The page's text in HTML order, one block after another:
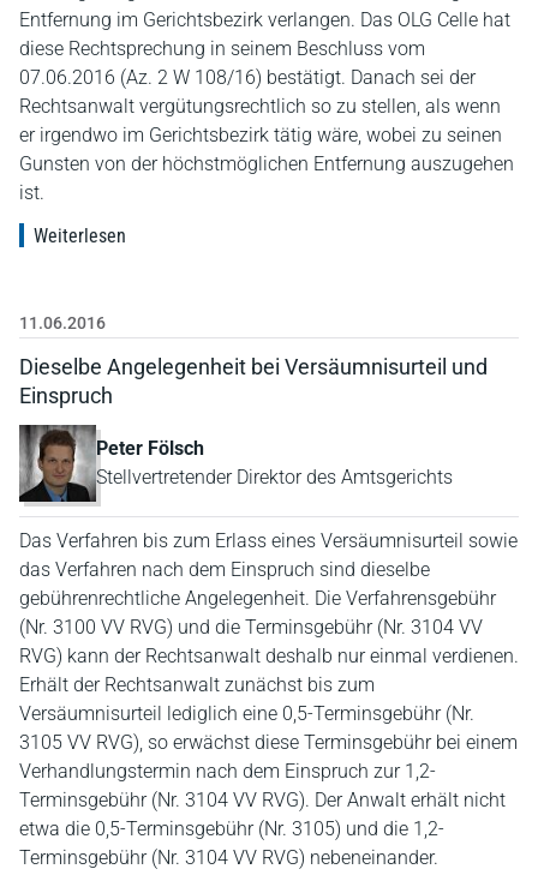
Entfernung im Gerichtsbezirk verlangen. Das OLG Celle hat
diese Rechtsprechung in seinem Beschluss vom
07.06.2016 (Az. 2 W 108/16) bestätigt. Danach sei der
Rechtsanwalt vergütungsrechtlich so zu stellen, als wenn
er irgendwo im Gerichtsbezirk tätig wäre, wobei zu seinen
Gunsten von der höchstmöglichen Entfernung auszugehen
ist.
Weiterlesen
11.06.2016
Dieselbe Angelegenheit bei Versäumnisurteil und
Einspruch
Peter Fölsch
Stellvertretender Direktor des Amtsgerichts
Das Verfahren bis zum Erlass eines Versäumnisurteil sowie
das Verfahren nach dem Einspruch sind dieselbe
gebührenrechtliche Angelegenheit. Die Verfahrensgebühr
(Nr. 3100 VV RVG) und die Terminsgebühr (Nr. 3104 VV
RVG) kann der Rechtsanwalt deshalb nur einmal verdienen.
Erhält der Rechtsanwalt zunächst bis zum
Versäumnisurteil lediglich eine 0,5-Terminsgebühr (Nr.
3105 VV RVG), so erwächst diese Terminsgebühr bei einem
Verhandlungstermin nach dem Einspruch zur 1,2-
Terminsgebühr (Nr. 3104 VV RVG). Der Anwalt erhält nicht
etwa die 0,5-Terminsgebühr (Nr. 3105) und die 1,2-
Terminsgebühr (Nr. 3104 VV RVG) nebeneinander.